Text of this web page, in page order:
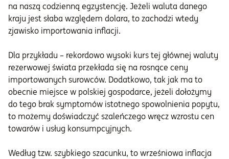
na naszą codzienną egzystencję. Jeżeli waluta danego
kraju jest słaba względem dolara, to zachodzi wtedy
zjawisko importowania inflacji.
Dla przykładu – rekordowo wysoki kurs tej głównej waluty
rezerwowej świata przekłada się na rosnące ceny
importowanych surowców. Dodatkowo, tak jak ma to
obecnie miejsce w polskiej gospodarce, jeżeli dołożymy
do tego brak symptomów istotnego spowolnienia popytu,
to możemy doświadczyć szaleńczego wręcz wzrostu cen
towarów i usług konsumpcyjnych.
Według tzw. szybkiego szacunku, to wrześniowa inflacja